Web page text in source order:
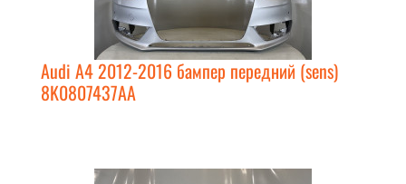
Audi A4 2012-2016 бампер передний (sens)
8K0807437AA